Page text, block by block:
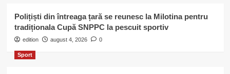
Polițiști din întreaga țară se reunesc la Milotina pentru
tradiționala Cupă SNPPC la pescuit sportiv
edition august 4, 2026 0
Sport